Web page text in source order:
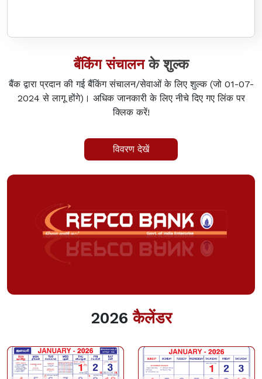
बैंकिंग संचालनके शुल्क
बैंक द्वारा प्रदान की गई बैंकिंग संचालन/सेवाओं के लिए शुल्क (जो 01-07-
2024 से लागू होंगे)। अधिक जानकारी के लिए नीचे दिए गए लिंक पर
क्लिक करें!
विवरण देखें
2026कैलेंडर